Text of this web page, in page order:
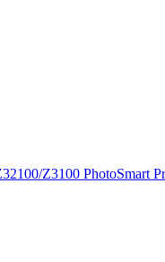
Z3100 PhotoSmart